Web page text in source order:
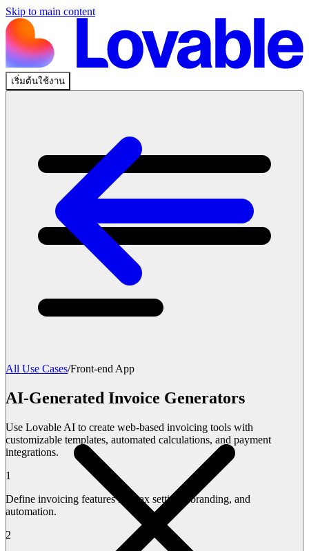
Skip to main content
เริ่มต้นใช้งาน
All Use Cases/Front-end App
AI-Generated Invoice Generators
Use Lovable AI to create web-based invoicing tools with
customizable templates, automated calculations, and payment
integrations.
1
Define invoicing features like tax settings, branding, and
automation.
2